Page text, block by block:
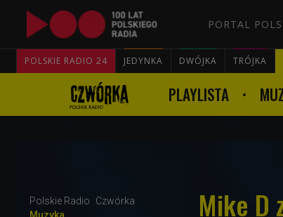
PORTAL
POLSKIE RADIO 24 JEDYNKA DWÓJKA TRÓJKA
PLAYLISTA
Polskie Radio
Czwórka
Mike D